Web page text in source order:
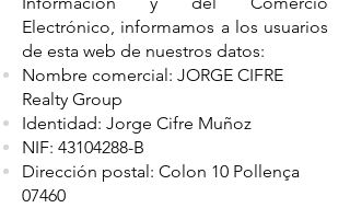
Electrónico, informamos a los usuarios
de esta web de nuestros datos:
Nombre comercial: JORGE CIFRE
Realty Group
Identidad: Jorge Cifre Muñoz
NIF: 43104288-B
Dirección postal: Colon 10 Pollença
07460